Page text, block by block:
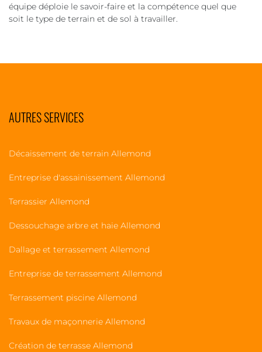
équipe déploie le savoir-faire et la compétence quel que
soit le type de terrain et de sol à travailler.
AUTRES SERVICES
Décaissement de terrain Allemond
Entreprise d'assainissement Allemond
Terrassier Allemond
Dessouchage arbre et haie Allemond
Dallage et terrassement Allemond
Entreprise de terrassement Allemond
Terrassement piscine Allemond
Travaux de maçonnerie Allemond
Création de terrasse Allemond